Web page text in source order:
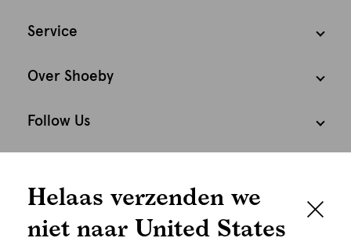
Service
Over Shoeby
Follow Us
Nederland Nederlands
Helaas verzenden we
niet naar United States